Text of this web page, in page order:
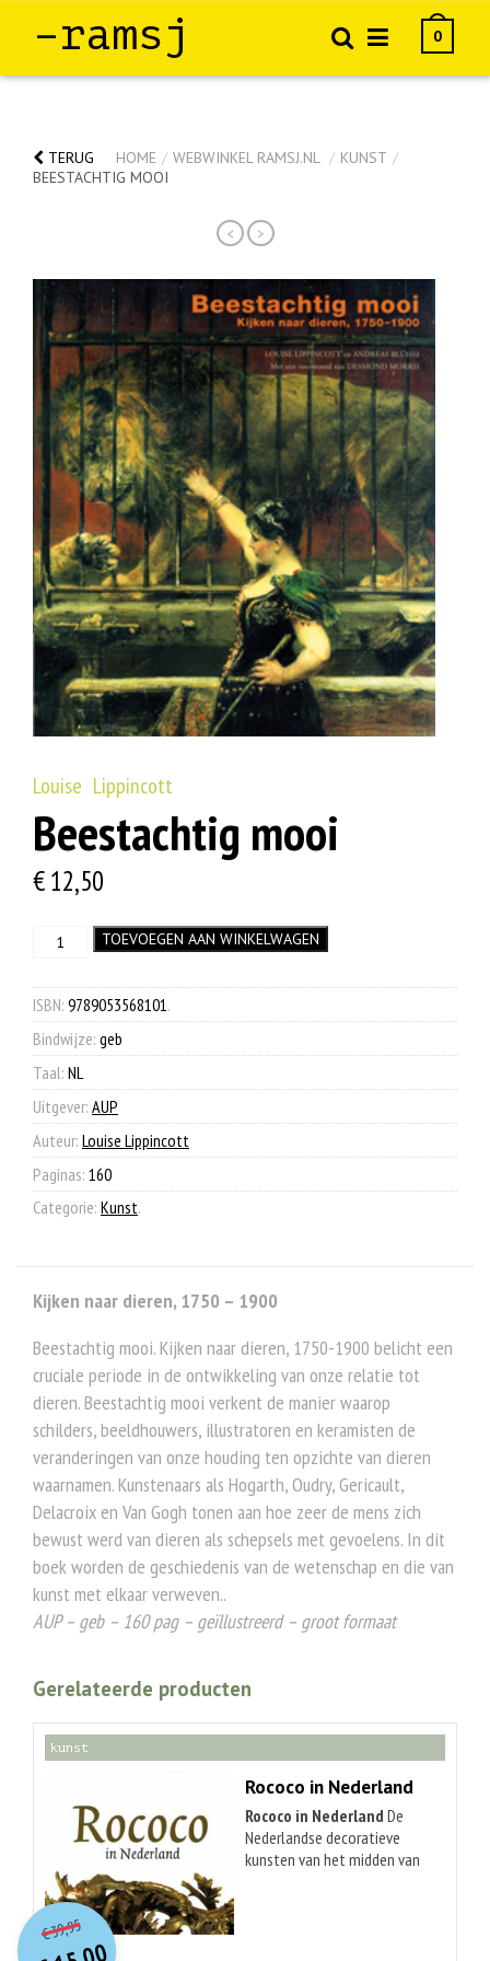
–ramsj 0
TERUG HOME / WEBWINKEL RAMSJ.NL / KUNST /
BEESTACHTIG MOOI
< >
Louise Lippincott
Beestachtig mooi
€12,50
BeestachtigTOEVOEGEN AAN WINKELWAGEN
ISBN: 9789053568101.
Bindwijze: geb
Taal: NL
Uitgever: AUP
Auteur: Louise Lippincott
Paginas: 160
Categorie: Kunst.
Kijken naar dieren, 1750 – 1900
Beestachtig mooi. Kijken naar dieren, 1750-1900 belicht een
cruciale periode in de ontwikkeling van onze relatie tot
dieren. Beestachtig mooi verkent de manier waarop
schilders, beeldhouwers, illustratoren en keramisten de
veranderingen van onze houding ten opzichte van dieren
waarnamen. Kunstenaars als Hogarth, Oudry, Gericault,
Delacroix en Van Gogh tonen aan hoe zeer de mens zich
bewust werd van dieren als schepsels met gevoelens. In dit
boek worden de geschiedenis van de wetenschap en die van
kunst met elkaar verweven..
AUP – geb – 160 pag – geïllustreerd – groot formaat
Gerelateerde producten
kunst
Rococo in Nederland
Rococo in Nederland De
Nederlandse decoratieve
kunsten van het midden van
€39,95O
orspr
onkelijke
prijs
Huidige
prijs